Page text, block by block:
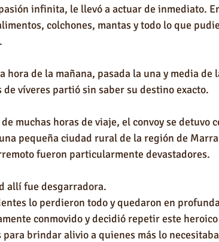
infinita, le llevó a actuar de inmediato.
colchones, mantas y todo lo que
hora de la mañana, pasada la una y media de
de víveres partió sin saber su destino exacto.
muchas horas de viaje, el convoy se detuvo
pequeña ciudad rural de la región de
fueron particularmente devastadores.
allí fue desgarradora.
lo perdieron todo y quedaron en
conmovido y decidió repetir este
para brindar alivio a quienes más lo